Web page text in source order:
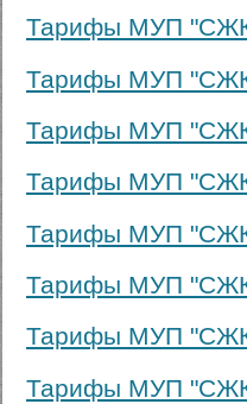
Тарифы МУП
Тарифы МУП
Тарифы МУП
Тарифы МУП
Тарифы МУП
Тарифы МУП
Тарифы МУП
Тарифы МУП